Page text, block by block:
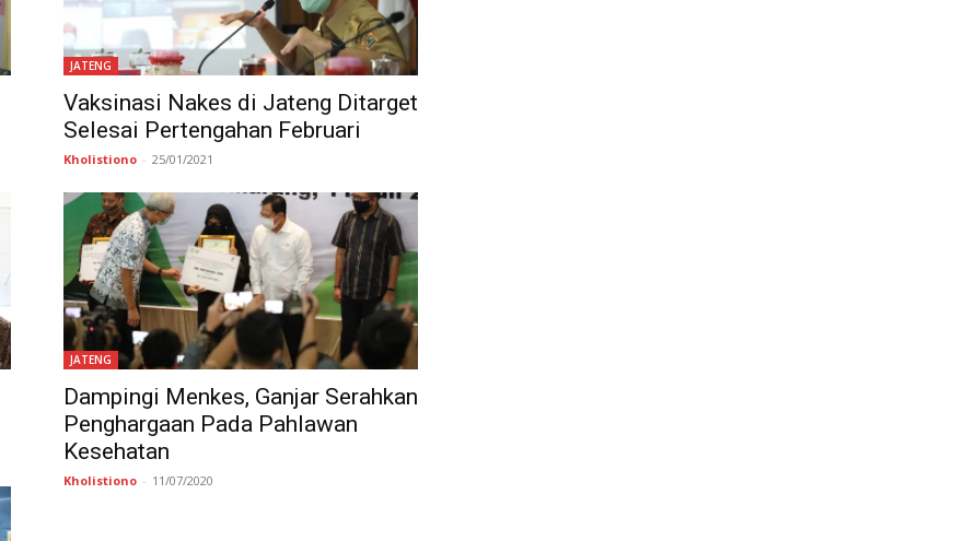
JATENG
Vaksinasi Nakes di Jateng Ditarget
Selesai Pertengahan Februari
Kholistiono - 25/01/2021
JATENG
Dampingi Menkes, Ganjar Serahkan
Penghargaan Pada Pahlawan
Kesehatan
Kholistiono - 11/07/2020